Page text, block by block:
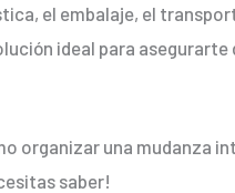
el embalaje, el
ideal para
organizar una mudanza
saber!